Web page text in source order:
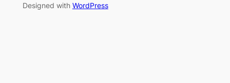
Designed with WordPress